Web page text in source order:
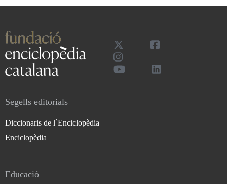
Segells editorials
Diccionaris de l`Enciclopèdia
Enciclopèdia
Educació